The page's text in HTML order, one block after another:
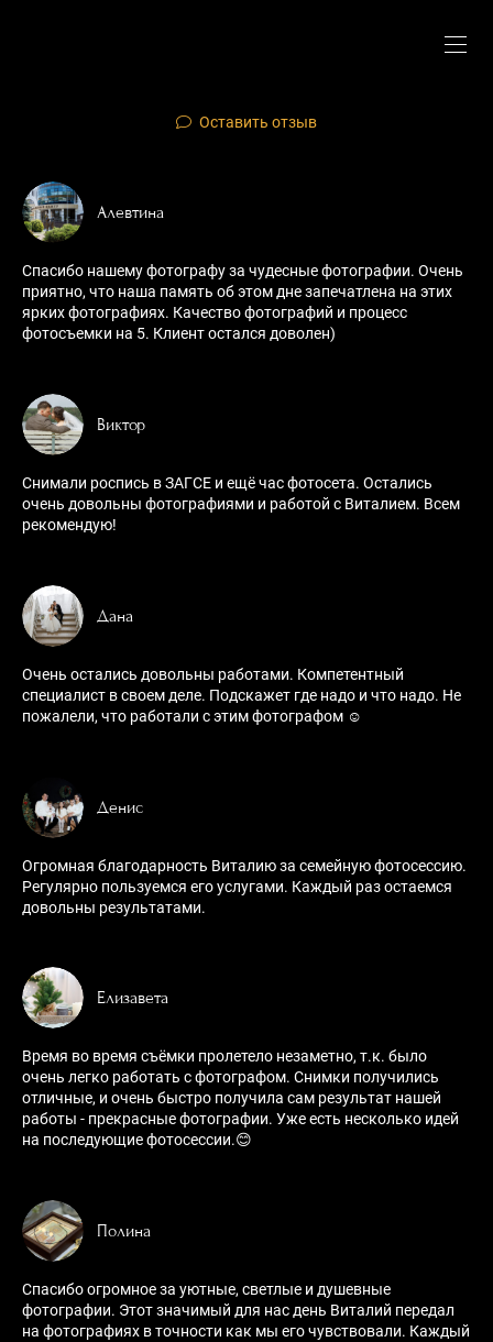
Оставить отзыв
Алевтина
Спасибо нашему фотографу за чудесные фотографии. Очень
приятно, что наша память об этом дне запечатлена на этих
ярких фотографиях. Качество фотографий и процесс
фотосъемки на 5. Клиент остался доволен)
Виктор
Снимали роспись в ЗАГСЕ и ещё час фотосета. Остались
очень довольны фотографиями и работой с Виталием. Всем
рекомендую!
Дана
Очень остались довольны работами. Компетентный
специалист в своем деле. Подскажет где надо и что надо. Не
пожалели, что работали с этим фотографом ☺️
Денис
Огромная благодарность Виталию за семейную фотосессию.
Регулярно пользуемся его услугами. Каждый раз остаемся
довольны результатами.
Елизавета
Время во время съёмки пролетело незаметно, т.к. было
очень легко работать с фотографом. Снимки получились
отличные, и очень быстро получила сам результат нашей
работы - прекрасные фотографии. Уже есть несколько идей
на последующие фотосессии.😊
Полина
Спасибо огромное за уютные, светлые и душевные
фотографии. Этот значимый для нас день Виталий передал
на фотографиях в точности как мы его чувствовали. Каждый